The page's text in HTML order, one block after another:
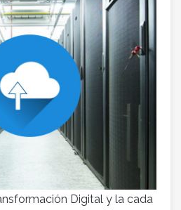
Digital y la cada